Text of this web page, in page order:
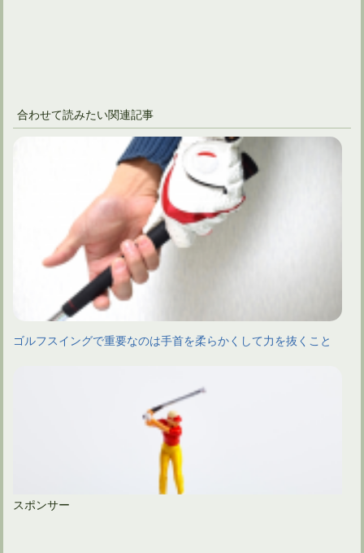
合わせて読みたい関連記事
ゴルフスイングで重要なのは手首を柔らかくして力を抜くこと
スポンサー